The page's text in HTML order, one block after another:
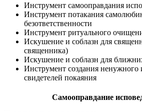
Инструмент самооправдания
Инструмент потакания
безответственности
Инструмент ритуального
Искушение и соблазн для
священника)
Искушение и соблазн для
Инструмент создания ненужного
свидетелей покаяния
Самооправдание